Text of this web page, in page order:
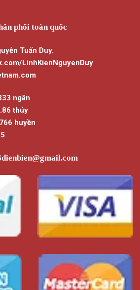
phối toàn quốc
Tuấn Duy.
LinhKienNguyenDuy
ngân
thúy
huyền